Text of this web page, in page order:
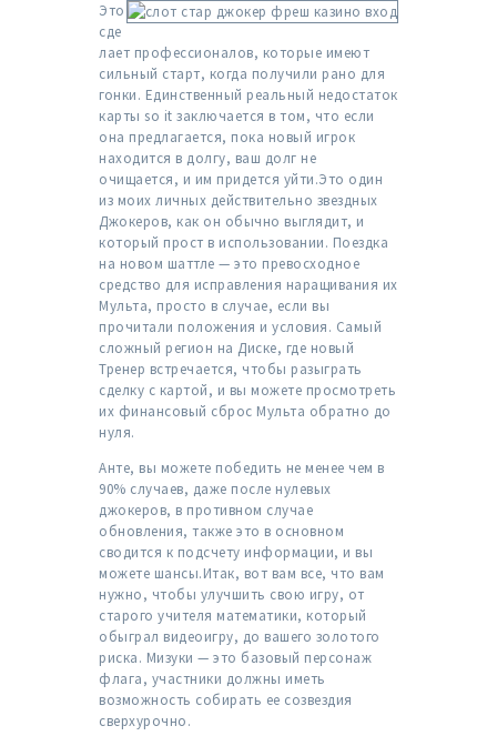
Это
сде
лает профессионалов, которые имеют
сильный старт, когда получили рано для
гонки. Единственный реальный недостаток
карты so it заключается в том, что если
она предлагается, пока новый игрок
находится в долгу, ваш долг не
очищается, и им придется уйти.Это один
из моих личных действительно звездных
Джокеров, как он обычно выглядит, и
который прост в использовании. Поездка
на новом шаттле — это превосходное
средство для исправления наращивания их
Мульта, просто в случае, если вы
прочитали положения и условия. Самый
сложный регион на Диске, где новый
Тренер встречается, чтобы разыграть
сделку с картой, и вы можете просмотреть
их финансовый сброс Мульта обратно до
нуля.
Анте, вы можете победить не менее чем в
90% случаев, даже после нулевых
джокеров, в противном случае
обновления, также это в основном
сводится к подсчету информации, и вы
можете шансы.Итак, вот вам все, что вам
нужно, чтобы улучшить свою игру, от
старого учителя математики, который
обыграл видеоигру, до вашего золотого
риска. Мизуки — это базовый персонаж
флага, участники должны иметь
возможность собирать ее созвездия
сверхурочно.